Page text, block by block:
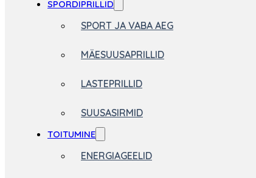
SPORDIPRILLID
SPORT JA VABA AEG
MÄESUUSAPRILLID
LASTEPRILLID
SUUSASIRMID
TOITUMINE
ENERGIAGEELID